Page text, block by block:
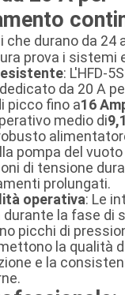
che durano da 24
prova i sistemi
: L'HFD-
da 20 A
picco fino a16
medio di
pompa del
di tensione
prolungati.
operativa: Le
la fase di
picchi di
la qualità
e la